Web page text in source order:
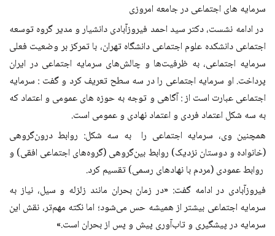
سرمایه های اجتماعی در جامعه امروزی
در ادامه نشست، دکتر سید احمد فیروزآبادی دانشیار و مدیر گروه توسعه
اجتماعی دانشکده علوم اجتماعی دانشگاه تهران، با تمرکز بر وضعیت فعلی
سرمایه اجتماعی، به ظرفیت‌ها و چالش‌های سرمایه اجتماعی در ایران
پرداخت. او سرمایه اجتماعی را در سه سطح تعریف کرد و گفت : سرمایه
اجتماعی عبارت است از : آگاهی و توجه به حوزه های عمومی و اعتماد که
به سه شکل اعتماد فردی و اعتماد نهادی و عمومی است.
همچنین وی، سرمایه اجتماعی را به سه شکل: روابط درون‌گروهی
(خانواده و دوستان نزدیک) روابط بین‌گروهی (گروه‌های اجتماعی افقی) و
روابط عمودی (مردم با نهادهای رسمی) تقسیم کرد.
فیروزآبادی در ادامه گفت: «در زمان بحران مانند زلزله و سیل، نیاز به
سرمایه اجتماعی بیشتر از همیشه حس می‌شود؛ اما نکته مهم‌تر، نقش این
سرمایه در پیشگیری و تاب‌آوری پیش و پس از بحران است.»